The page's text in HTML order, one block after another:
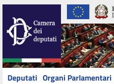
Deputati Organi Parlamentari